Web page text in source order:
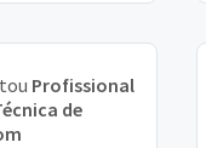
Profissional
de